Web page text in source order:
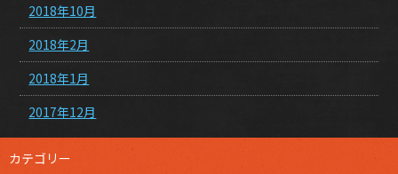
2018年10月
2018年2月
2018年1月
2017年12月
カテゴリー